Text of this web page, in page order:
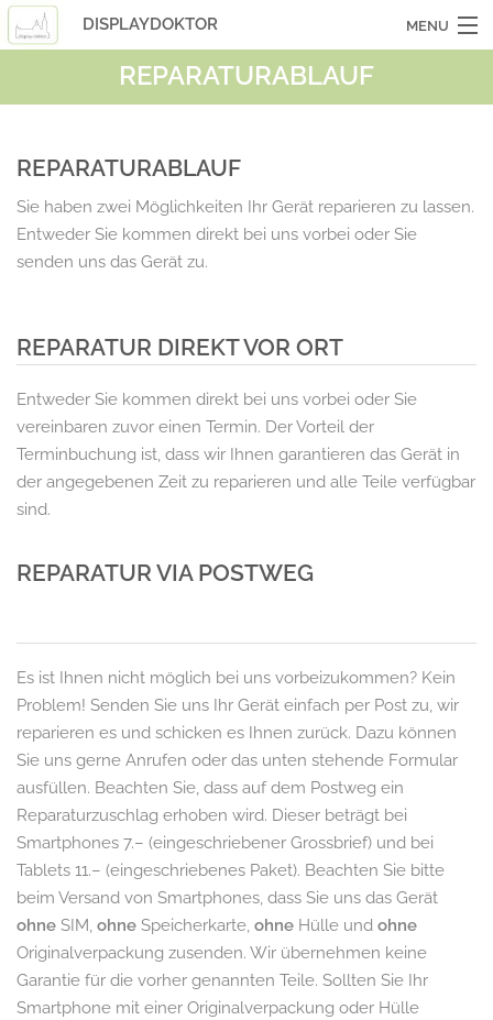
DISPLAYDOKTOR MENU
OCASSIONSGERÄTE
TABLETS
LASERHUELLEN
KONTAKT
REPARATURABLAUF
REPARATURABLAUF
Sie haben zwei Möglichkeiten Ihr Gerät reparieren zu lassen.
Entweder Sie kommen direkt bei uns vorbei oder Sie
senden uns das Gerät zu.
REPARATUR DIREKT VOR ORT
Entweder Sie kommen direkt bei uns vorbei oder Sie
vereinbaren zuvor einen Termin. Der Vorteil der
Terminbuchung ist, dass wir Ihnen garantieren das Gerät in
der angegebenen Zeit zu reparieren und alle Teile verfügbar
sind.
REPARATUR VIA POSTWEG
Es ist Ihnen nicht möglich bei uns vorbeizukommen? Kein
Problem! Senden Sie uns Ihr Gerät einfach per Post zu, wir
reparieren es und schicken es Ihnen zurück. Dazu können
Sie uns gerne Anrufen oder das unten stehende Formular
ausfüllen. Beachten Sie, dass auf dem Postweg ein
Reparaturzuschlag erhoben wird. Dieser beträgt bei
Smartphones 7.– (eingeschriebener Grossbrief) und bei
Tablets 11.– (eingeschriebenes Paket). Beachten Sie bitte
beim Versand von Smartphones, dass Sie uns das Gerät
ohne SIM, ohne Speicherkarte, ohne Hülle und ohne
Originalverpackung zusenden. Wir übernehmen keine
Garantie für die vorher genannten Teile. Sollten Sie Ihr
Smartphone mit einer Originalverpackung oder Hülle